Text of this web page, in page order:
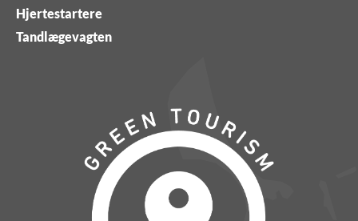
Hjertestartere
Tandlægevagten